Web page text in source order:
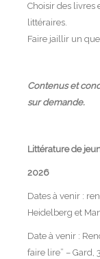
Choisir des livres
littéraires.
Faire jaillir un
Contenus et
sur demande.
Littérature de
2026
Dates à venir :
Heidelberg et
Date à venir :
faire lire” – Gard,